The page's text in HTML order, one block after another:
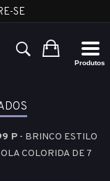
SE
P- BRINCO ESTILO
COLORIDA DE 7